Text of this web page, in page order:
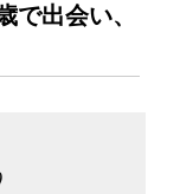
出会い、